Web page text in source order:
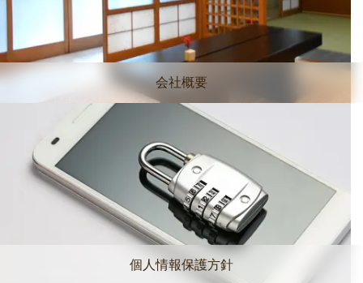
会社概要
個人情報保護方針